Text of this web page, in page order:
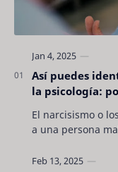
Así puedes
la psicología:
El narcisismo o
a una persona